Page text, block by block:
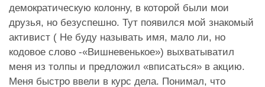
демократическую колонну, в которой были мои
друзья, но безуспешно. Тут появился мой знакомый
активист ( Не буду называть имя, мало ли, но
кодовое слово -«Вишневенькое») выхватыватил
меня из толпы и предложил «вписаться» в акцию.
Меня быстро ввели в курс дела. Понимал, что